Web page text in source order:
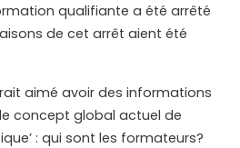
qualifiante a été arrêté
de cet arrêt aient été
aimé avoir des informations
concept global actuel de
: qui sont les formateurs?